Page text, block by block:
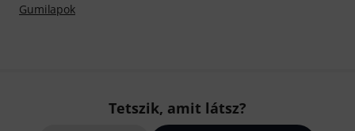
Gumilapok
Tetszik, amit látsz?